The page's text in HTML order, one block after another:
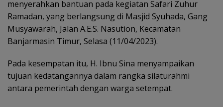
menyerahkan bantuan pada kegiatan Safari Zuhur
Ramadan, yang berlangsung di Masjid Syuhada, Gang
Musyawarah, Jalan A.E.S. Nasution, Kecamatan
Banjarmasin Timur, Selasa (11/04/2023).
Pada kesempatan itu, H. Ibnu Sina menyampaikan
tujuan kedatangannya dalam rangka silaturahmi
antara pemerintah dengan warga setempat.